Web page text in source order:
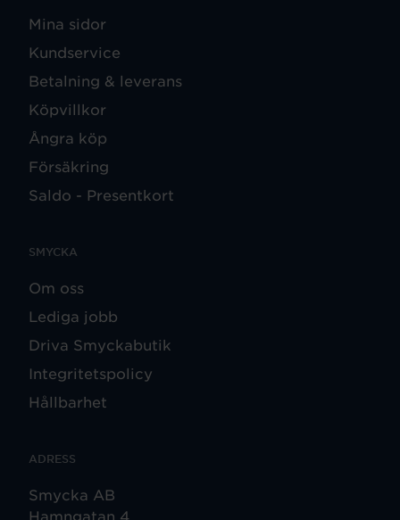
Mina sidor
Kundservice
Betalning & leverans
Köpvillkor
Ångra köp
Försäkring
Saldo - Presentkort
SMYCKA
Om oss
Lediga jobb
Driva Smyckabutik
Integritetspolicy
Hållbarhet
ADRESS
Smycka AB
Hamngatan 4